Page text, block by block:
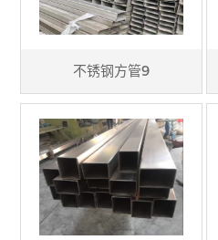
不锈钢方管9